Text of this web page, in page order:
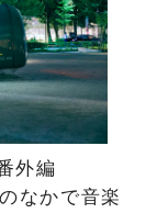
外編
なかで音楽